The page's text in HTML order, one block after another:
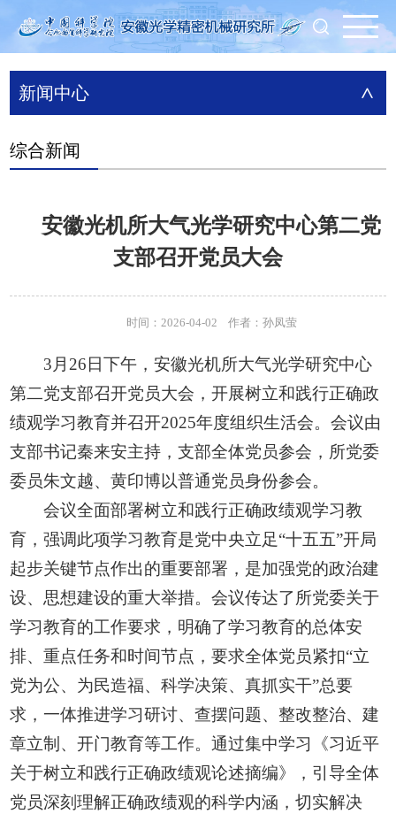
新闻中心 >
综合新闻
安徽光机所大气光学研究中心第二党
支部召开党员大会
时间：2026-04-02 作者：孙凤萤
3月26日下午，安徽光机所大气光学研究中心
第二党支部召开党员大会，开展树立和践行正确政
绩观学习教育并召开2025年度组织生活会。会议由
支部书记秦来安主持，支部全体党员参会，所党委
委员朱文越、黄印博以普通党员身份参会。
会议全面部署树立和践行正确政绩观学习教
育，强调此项学习教育是党中央立足“十五五”开局
起步关键节点作出的重要部署，是加强党的政治建
设、思想建设的重大举措。会议传达了所党委关于
学习教育的工作要求，明确了学习教育的总体安
排、重点任务和时间节点，要求全体党员紧扣“立
党为公、为民造福、科学决策、真抓实干”总要
求，一体推进学习研讨、查摆问题、整改整治、建
章立制、开门教育等工作。通过集中学习《习近平
关于树立和践行正确政绩观论述摘编》，引导全体
党员深刻理解正确政绩观的科学内涵，切实解决